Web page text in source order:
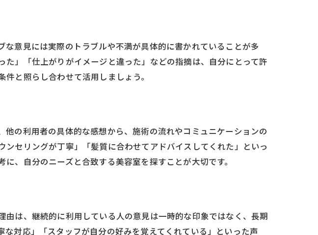
らない際の見極め術
の違いを知る方法
ない判断基準
意見には実際のトラブルや不満が具体的に書かれていることが多
」「仕上がりがイメージと違った」などの指摘は、自分にとって許
と照らし合わせて活用しましょう。
の利用者の具体的な感想から、施術の流れやコミュニケーションの
セリングが丁寧」「髪質に合わせてアドバイスしてくれた」といっ
、自分のニーズと合致する美容室を探すことが大切です。
は、継続的に利用している人の意見は一時的な印象ではなく、長期
対応」「スタッフが自分の好みを覚えてくれている」といった声